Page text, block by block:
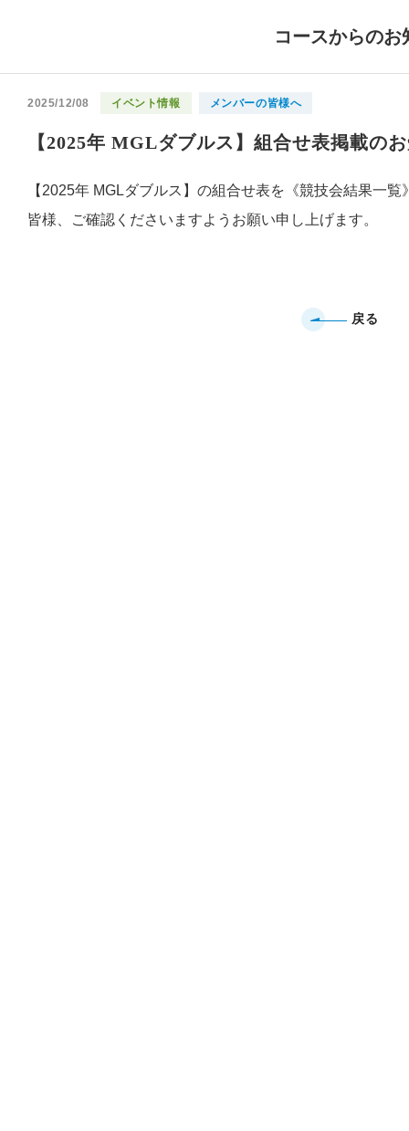
コースからのお
2025/12/08 イベント情報 メンバーの皆様へ
【2025年 MGLダブルス】組合せ表掲載の
【2025年 MGLダブルス】の組合せ表を《競技会結果一
皆様、ご確認くださいますようお願い申し上げます。
戻る